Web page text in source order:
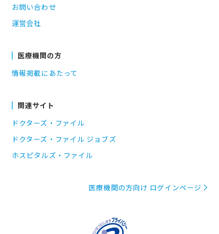
お問い合わせ
運営会社
医療機関の方
情報掲載にあたって
関連サイト
ドクターズ・ファイル
ドクターズ・ファイル ジョブズ
ホスピタルズ・ファイル
医療機関の方向け ログインページ